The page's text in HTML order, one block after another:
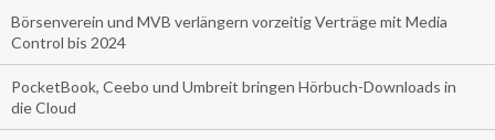
Börsenverein und MVB verlängern vorzeitig Verträge mit Media
Control bis 2024
PocketBook, Ceebo und Umbreit bringen Hörbuch-Downloads in
die Cloud